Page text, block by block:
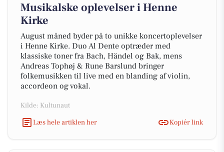
Musikalske oplevelser i Henne
Kirke
August måned byder på to unikke koncertoplevelser
i Henne Kirke. Duo Al Dente optræder med
klassiske toner fra Bach, Händel og Bak, mens
Andreas Tophøj & Rune Barslund bringer
folkemusikken til live med en blanding af violin,
accordeon og vokal.
Kilde: Kultunaut
Læs hele artiklen her
Kopiér link